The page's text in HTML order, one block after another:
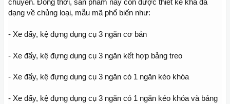
chuyển. Đồng thời, sản phẩm này còn được thiết kế khá đa
dạng về chủng loại, mẫu mã phổ biến như:
- Xe đẩy, kệ đựng dụng cụ 3 ngăn cơ bản
- Xe đẩy, kệ đựng dụng cụ 3 ngăn kết hợp bảng treo
- Xe đẩy, kệ đựng dụng cụ 3 ngăn có 1 ngăn kéo khóa
- Xe đẩy, kệ đựng dụng cụ 3 ngăn có 1 ngăn kéo khóa và bảng